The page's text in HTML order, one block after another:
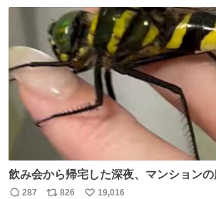
数
飲み会から帰宅した深夜、マンション
ったオニヤンマ様 まさかこんな都会で
287 826
19,016